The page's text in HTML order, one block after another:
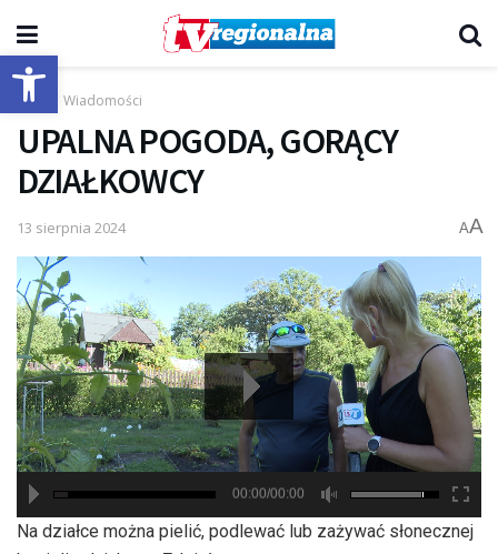
Otwórz pasek narzędzi
Start Wiadomości
UPALNA POGODA, GORĄCY
DZIAŁKOWCY
13 sierpnia 2024 AA
hd2880
hd2160
hd2160
hd1440
highres
hd1080
hd720
large
medium
small
00:00/00:00
Na działce można pielić, podlewać lub zażywać słonecznej